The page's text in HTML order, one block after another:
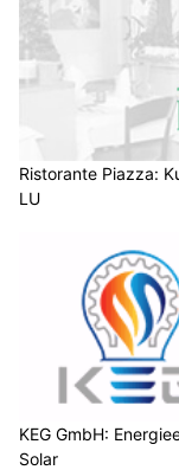
Ristorante Piazza:
LU
KEG GmbH:
Solar